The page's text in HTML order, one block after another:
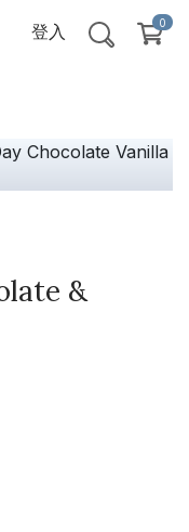
登入 0
&